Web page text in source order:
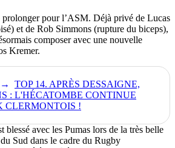
prolonger pour l’ASM. Déjà privé de Lucas
et de Rob Simmons (rupture du biceps),
composer avec une nouvelle
Kremer.
TOP 14. APRÈS DESSAIGNE,
: L'HÉCATOMBE CONTINUE
CLERMONTOIS !
blessé avec les Pumas lors de la très belle
Sud dans le cadre du Rugby